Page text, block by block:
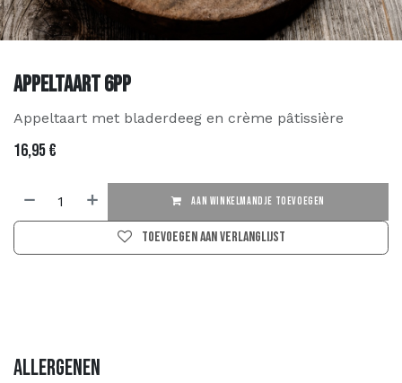
Appeltaart 6PP
Appeltaart met bladerdeeg en crème pâtissière
16,95€
AAN WINKELMANDJE TOEVOEGEN
Toevoegen aan verlanglijst
Allergenen